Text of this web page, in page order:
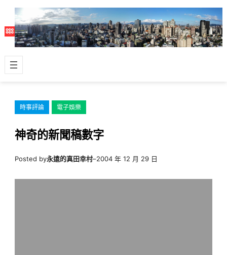
主
容
時事評論 電子娛樂
神奇的新聞稿數字
Posted by永遠的真田幸村–2004 年 12 月 29 日